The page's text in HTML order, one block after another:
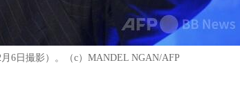
6日撮影）。（c）MANDEL NGAN/AFP